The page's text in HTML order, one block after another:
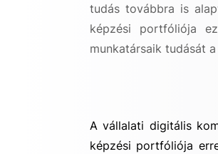
tudás továbbra is
képzési portfóliója
munkatársaik tudását
A vállalati digitális
képzési portfóliója